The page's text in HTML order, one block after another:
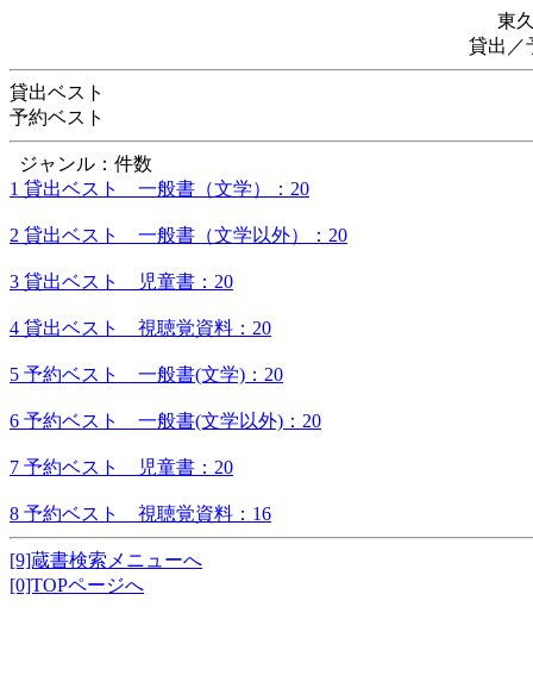
東
貸出／
貸出ベスト
予約ベスト
ジャンル：件数
1 貸出ベスト 一般書（文学）：20
2 貸出ベスト 一般書（文学以外）：20
3 貸出ベスト 児童書：20
4 貸出ベスト 視聴覚資料：20
5 予約ベスト 一般書(文学)：20
6 予約ベスト 一般書(文学以外)：20
7 予約ベスト 児童書：20
8 予約ベスト 視聴覚資料：16
[9]蔵書検索メニューへ
[0]TOPページへ